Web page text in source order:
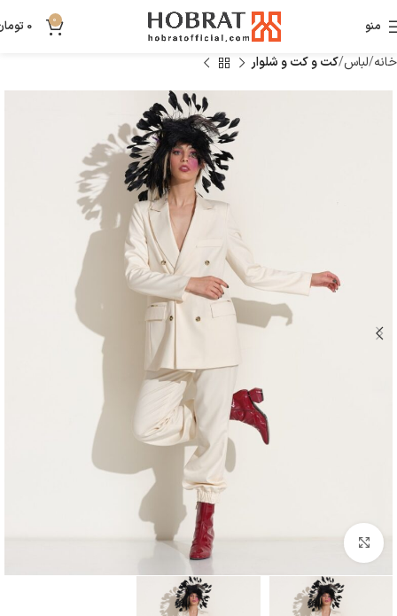
منو 0
0
خانه لباس کت و کت و شلوار
بزرگنمایی تصویر